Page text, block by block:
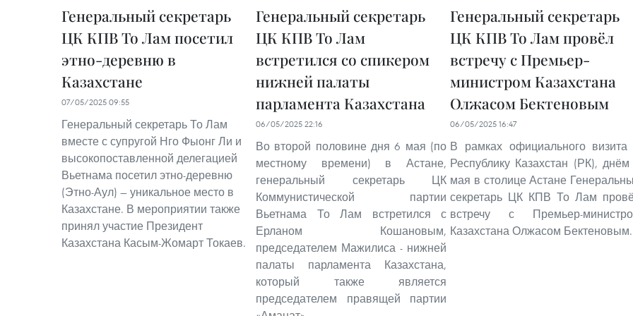
Генеральный секретарь
ЦК КПВ То Лам посетил
этно-деревню в
Казахстане
07/05/2025 09:55
Генеральный секретарь То Лам
вместе с супругой Нго Фыонг Ли и
высокопоставленной делегацией
Вьетнама посетил этно-деревню
(Этно-Аул) — уникальное место в
Казахстане. В мероприятии также
принял участие Президент
Казахстана Касым-Жомарт Токаев.
Генеральный секретарь
ЦК КПВ То Лам
встретился со спикером
нижней палаты
парламента Казахстана
06/05/2025 22:16
Во второй половине дня 6 мая (по
местному времени) в Астане,
генеральный секретарь ЦК
Коммунистической партии
Вьетнама То Лам встретился с
Ерланом Кошановым,
председателем Мажилиса - нижней
палаты парламента Казахстана,
который также является
председателем правящей партии
Генеральный секретарь
ЦК КПВ То Лам провёл
встречу с Премьер-
министром Казахстана
Олжасом Бектеновым
06/05/2025 16:47
В рамках официального визита
Республику Казахстан (РК), днём
мая в столице Астане
секретарь ЦК КПВ То Лам
встречу с Премьер-
Казахстана Олжасом Бектеновым.